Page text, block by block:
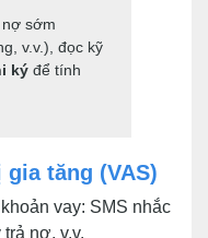
sớm
v.v.), đọc kỹ
ký để tính
tăng (VAS)
vay: SMS nhắc
nợ, v.v.